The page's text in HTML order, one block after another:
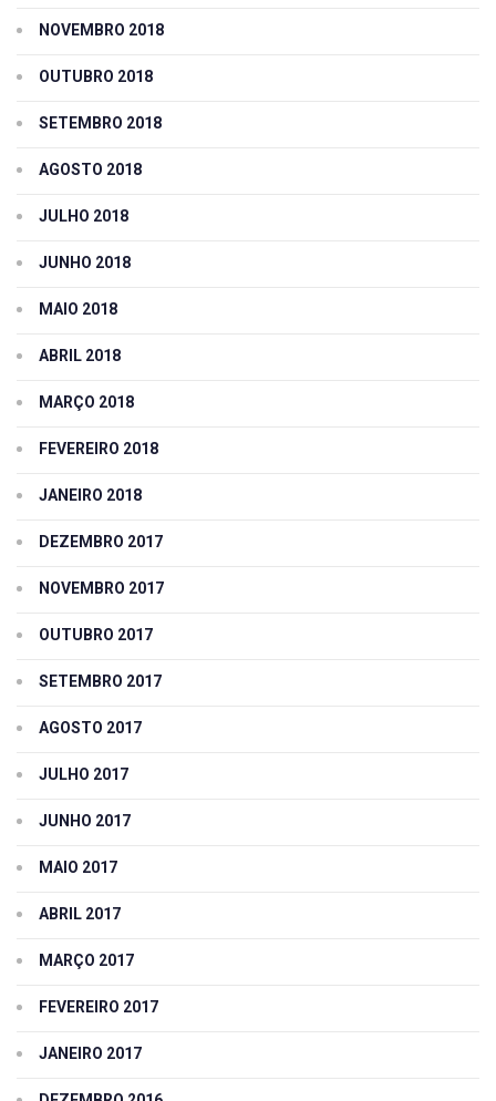
NOVEMBRO 2018
OUTUBRO 2018
SETEMBRO 2018
AGOSTO 2018
JULHO 2018
JUNHO 2018
MAIO 2018
ABRIL 2018
MARÇO 2018
FEVEREIRO 2018
JANEIRO 2018
DEZEMBRO 2017
NOVEMBRO 2017
OUTUBRO 2017
SETEMBRO 2017
AGOSTO 2017
JULHO 2017
JUNHO 2017
MAIO 2017
ABRIL 2017
MARÇO 2017
FEVEREIRO 2017
JANEIRO 2017